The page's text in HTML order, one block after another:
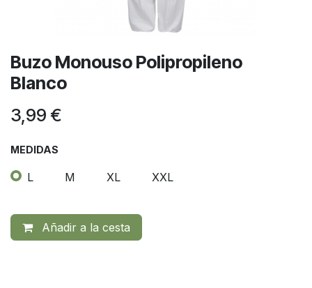
Buzo Monouso Polipropileno
Blanco
3,99 €
MEDIDAS
L M XL XXL
Añadir a la cesta